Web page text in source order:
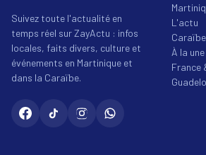
Suivez toute l'actualité en
temps réel sur ZayActu : infos
locales, faits divers, culture et
événements en Martinique et
dans la Caraïbe.
L'actu
À la une
France